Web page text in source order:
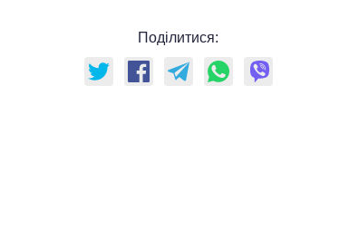
Поділитися: